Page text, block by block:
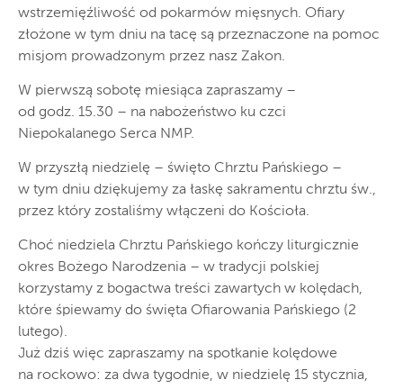
wstrzemięźliwość od pokarmów mięsnych. Ofiary
złożone w tym dniu na tacę są przeznaczone na pomoc
misjom prowadzonym przez nasz Zakon.
W pierwszą sobotę miesiąca zapraszamy –
od godz. 15.30 – na nabożeństwo ku czci
Niepokalanego Serca NMP.
W przyszłą niedzielę – święto Chrztu Pańskiego –
w tym dniu dziękujemy za łaskę sakramentu chrztu św.,
przez który zostaliśmy włączeni do Kościoła.
Choć niedziela Chrztu Pańskiego kończy liturgicznie
okres Bożego Narodzenia – w tradycji polskiej
korzystamy z bogactwa treści zawartych w kolędach,
które śpiewamy do święta Ofiarowania Pańskiego (2
lutego).
Już dziś więc zapraszamy na spotkanie kolędowe
na rockowo: za dwa tygodnie, w niedzielę 15 stycznia,